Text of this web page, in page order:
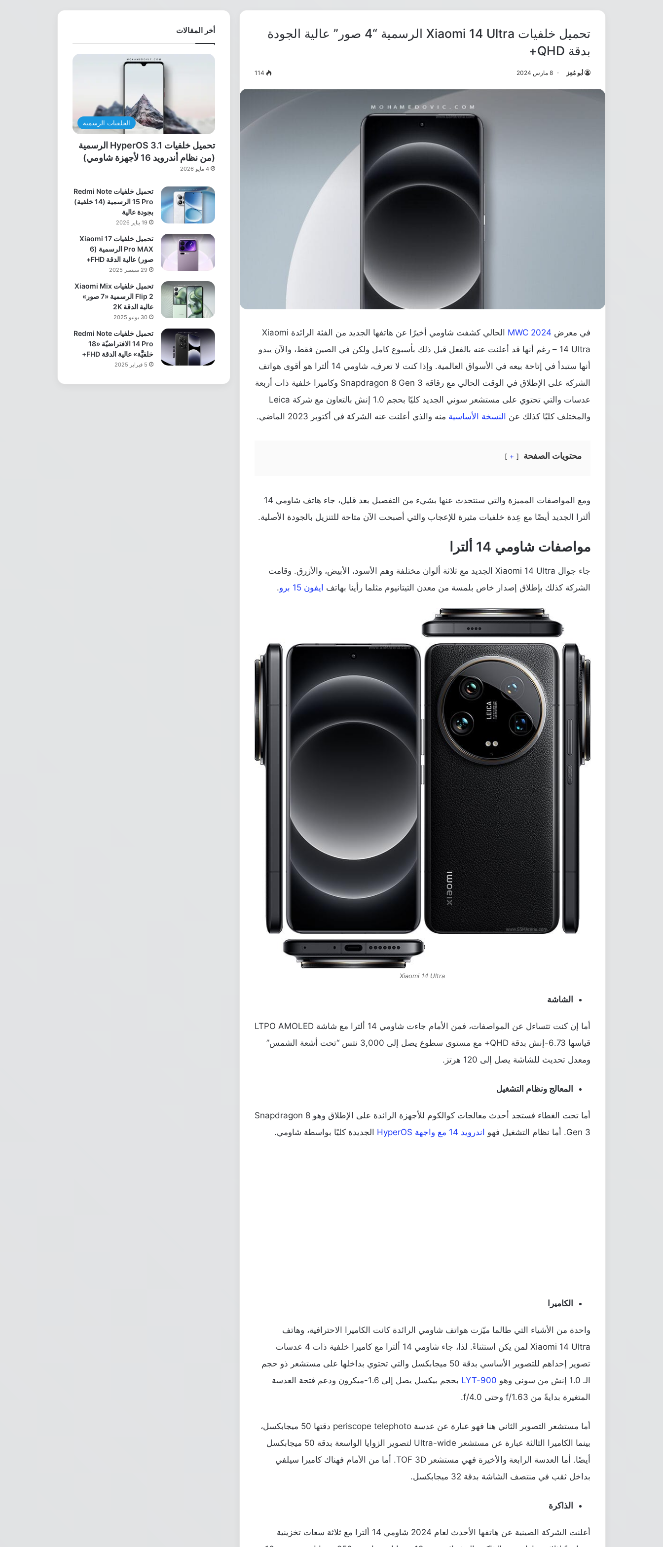
تحميل خلفيات Xiaomi 14 Ultra الرسمية “4 صور” عالية الجودة
بدقة QHD+
أبو مُعِز 8 مارس 2024 114
في معرض MWC 2024
الحالي كشفت شاومي أخيرًا عن هاتفها الجديد من الفئة الرائدة Xiaomi
14 Ultra – رغم أنها قد أعلنت عنه بالفعل قبل ذلك بأسبوع كامل ولكن في الصين فقط، والآن يبدو
أنها ستبدأ في إتاحة بيعه في الأسواق العالمية. وإذا كنت لا تعرف، شاومي 14 ألترا هو أقوى هواتف
الشركة على الإطلاق في الوقت الحالي مع رقاقة Snapdragon 8 Gen 3 وكاميرا خلفية ذات أربعة
عدسات والتي تحتوي على مستشعر سوني الجديد كليًا بحجم 1.0 إنش بالتعاون مع شركة Leica
والمختلف كليًا كذلك عن النسخة الأساسية منه والذي أعلنت عنه الشركة في أكتوبر 2023 الماضي.
محتويات الصفحة +
ومع المواصفات المميزة والتي سنتحدث عنها بشيء من التفصيل بعد قليل، جاء هاتف شاومي 14
ألترا الجديد أيضًا مع عِدة خلفيات مثيرة للإعجاب والتي أصبحت الآن متاحة للتنزيل بالجودة الأصلية.
مواصفات شاومي 14 ألترا
جاء جوال Xiaomi 14 Ultra الجديد مع ثلاثة ألوان مختلفة وهم الأسود، الأبيض، والأزرق. وقامت
الشركة كذلك بإطلاق إصدار خاص بلمسة من معدن التيتانيوم مثلما رأينا بهاتف ايفون 15 برو .
Xiaomi 14 Ultra
الشاشة
أما إن كنت تتساءل عن المواصفات، فمن الأمام جاءت شاومي 14 ألترا مع شاشة LTPO AMOLED
قياسها 6.73-إنش بدقة QHD+ مع مستوى سطوع يصل إلى 3,000 نتس “تحت أشعة الشمس”
ومعدل تحديث للشاشة يصل إلى 120 هرتز.
المعالج ونظام التشغيل
أما تحت الغطاء فستجد أحدث معالجات كوالكوم للأجهزة الرائدة على الإطلاق وهو Snapdragon 8
Gen 3. أما نظام التشغيل فهو
اندرويد 14 مع واجهة HyperOS الجديدة كليًا بواسطة شاومي.
الكاميرا
واحدة من الأشياء التي طالما ميّزت هواتف شاومي الرائدة كانت الكاميرا الاحترافية، وهاتف
Xiaomi 14 Ultra لمن يكن استثناءً. لذا، جاء شاومي 14 ألترا مع كاميرا خلفية ذات 4 عدسات
تصوير إحداهم للتصوير الأساسي بدقة 50 ميجابكسل والتي تحتوي بداخلها على مستشعر ذو حجم
الـ 1.0 إنش من سوني وهو
LYT-900
بحجم بيكسل يصل إلى 1.6-ميكرون ودعم فتحة العدسة
المتغيرة بدايةً من f/1.63 وحتى f/4.0.
أما مستشعر التصوير الثاني هنا فهو عبارة عن عدسة periscope telephoto دقتها 50 ميجابكسل،
بينما الكاميرا الثالثة عبارة عن مستشعر Ultra-wide لتصوير الزوايا الواسعة بدقة 50 ميجابكسل
أيضًا. أما العدسة الرابعة والأخيرة فهي مستشعر TOF 3D. أما من الأمام فهناك كاميرا سيلفي
بداخل ثقب في منتصف الشاشة بدقة 32 ميجابكسل.
الذاكرة
أعلنت الشركة الصينية عن هاتفها الأحدث لعام 2024 شاومي 14 ألترا مع ثلاثة سعات تخزينية
أخر المقالات
الخلفيات الرسمية
تحميل خلفيات HyperOS 3.1 الرسمية
(من نظام أندرويد 16 لأجهزة شاومي)
4 مايو 2026
تحميل خلفيات Redmi Note
15 Pro الرسمية (14 خلفية)
بجودة عالية
19 يناير 2026
تحميل خلفيات Xiaomi 17
Pro MAX الرسمية (6
صور) عالية الدقة FHD+
29 سبتمبر 2025
تحميل خلفيات Xiaomi Mix
Flip 2 الرسمية «7 صور»
عالية الدقة 2K
30 يونيو 2025
تحميل خلفيات Redmi Note
14 Pro الافتراضيّة «18
خلفيَّة» عالية الدقة FHD+
5 فبراير 2025